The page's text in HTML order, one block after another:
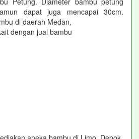
dapat juga mencapai 30cm.
di daerah Medan,
dengan jual bambu